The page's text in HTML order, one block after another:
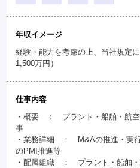
年収イメージ
経験・能力を考慮の上、当社規定
1,500万円）
仕事内容
・概要 ： プラント・船舶・航空
事
・業務詳細 ： M&Aの推進・実
のPMI推進等
・配属組織 ： プラント・船舶・